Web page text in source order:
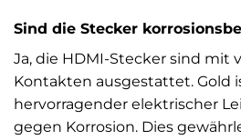
Sind die Stecker
Ja, die HDMI-Stecker sind mit
Kontakten ausgestattet. Gold
hervorragender elektrischer
gegen Korrosion. Dies